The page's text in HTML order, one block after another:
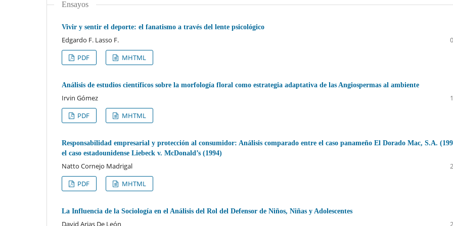
Ensayos
Vivir y sentir el deporte: el fanatismo a través del lente psicológico
Edgardo F. Lasso F.
PDF
MHTML
Análisis de estudios científicos sobre la morfología floral como estrategia adaptativa de las Angiospermas al ambiente
Irvin Gómez
PDF
MHTML
Responsabilidad empresarial y protección al consumidor: Análisis comparado entre el caso panameño El Dorado Mac, S.A.
el caso estadounidense Liebeck v. McDonald’s (1994)
Natto Cornejo Madrigal
PDF
MHTML
La Influencia de la Sociología en el Análisis del Rol del Defensor de Niños, Niñas y Adolescentes
David Arias De León